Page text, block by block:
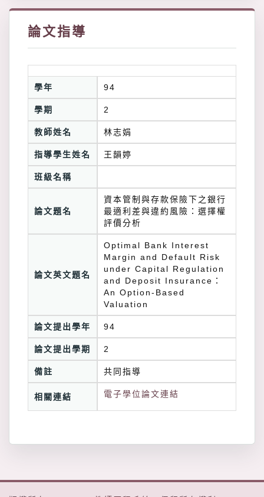
論文指導
學年 94
學期 2
教師姓名 林志娟
指導學生姓名 王韻婷
班級名稱
論文題名
資本管制與存款保險下之銀行
最適利差與違約風險：選擇權
評價分析
論文英文題名
Optimal Bank Interest
Margin and Default Risk
under Capital Regulation
and Deposit Insurance：
An Option-Based
Valuation
論文提出學年 94
論文提出學期 2
備註 共同指導
相關連結 電子學位論文連結